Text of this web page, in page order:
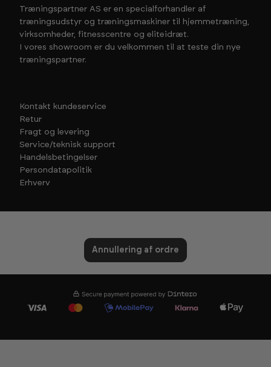
Træningspartner AS er en specialforhandler af
træningsudstyr og træningsmaskiner til hjemmetræning,
virksomheder, fitnesscentre og eliteidræt.
I vores showroom er du velkommen til at teste din nye
træningspartner.
Kontakt kundeservice
Retur
Fragt og levering
Service/teknisk support
Handelsbetingelser
Persondatapolitik
Erhverv
Annullering af ordre